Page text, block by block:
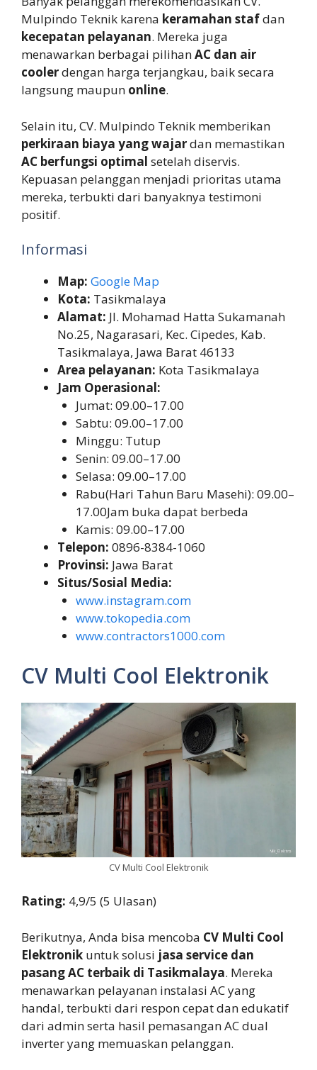
Mulpindo Teknik karena keramahan stafdan
kecepatan pelayanan. Mereka juga
menawarkan berbagai pilihanAC dan air
coolerdengan harga terjangkau, baik secara
langsung maupun online.
Selain itu, CV. Mulpindo Teknik memberikan
perkiraan biaya yang wajardan memastikan
AC berfungsi optimal setelah diservis.
Kepuasan pelanggan menjadi prioritas utama
mereka, terbukti dari banyaknya testimoni
positif.
Informasi
Map: Google Map
Kota: Tasikmalaya
Alamat: Jl. Mohamad Hatta Sukamanah
No.25, Nagarasari, Kec. Cipedes, Kab.
Tasikmalaya, Jawa Barat 46133
Area pelayanan: Kota Tasikmalaya
Jam Operasional:
Jumat: 09.00–17.00
Sabtu: 09.00–17.00
Minggu: Tutup
Senin: 09.00–17.00
Selasa: 09.00–17.00
Rabu(Hari Tahun Baru Masehi): 09.00–
17.00Jam buka dapat berbeda
Kamis: 09.00–17.00
Telepon: 0896-8384-1060
Provinsi: Jawa Barat
Situs/Sosial Media:
www.instagram.com
www.tokopedia.com
www.contractors1000.com
CV Multi Cool Elektronik
CV Multi Cool Elektronik
Rating: 4,9/5 (5 Ulasan)
Berikutnya, Anda bisa mencoba CV Multi Cool
Elektronik untuk solusi jasa service dan
pasang AC terbaik di Tasikmalaya. Mereka
menawarkan pelayanan instalasi AC yang
handal, terbukti dari respon cepat dan edukatif
dari admin serta hasil pemasangan AC dual
inverter yang memuaskan pelanggan.